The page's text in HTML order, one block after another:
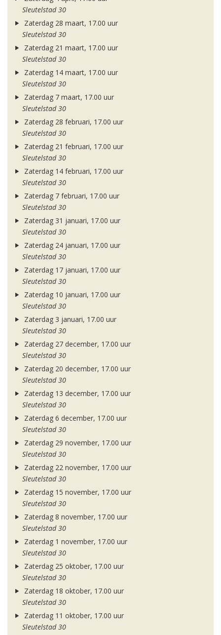
Sleutelstad 30
Zaterdag 28 maart, 17.00 uur
Sleutelstad 30
Zaterdag 21 maart, 17.00 uur
Sleutelstad 30
Zaterdag 14 maart, 17.00 uur
Sleutelstad 30
Zaterdag 7 maart, 17.00 uur
Sleutelstad 30
Zaterdag 28 februari, 17.00 uur
Sleutelstad 30
Zaterdag 21 februari, 17.00 uur
Sleutelstad 30
Zaterdag 14 februari, 17.00 uur
Sleutelstad 30
Zaterdag 7 februari, 17.00 uur
Sleutelstad 30
Zaterdag 31 januari, 17.00 uur
Sleutelstad 30
Zaterdag 24 januari, 17.00 uur
Sleutelstad 30
Zaterdag 17 januari, 17.00 uur
Sleutelstad 30
Zaterdag 10 januari, 17.00 uur
Sleutelstad 30
Zaterdag 3 januari, 17.00 uur
Sleutelstad 30
Zaterdag 27 december, 17.00 uur
Sleutelstad 30
Zaterdag 20 december, 17.00 uur
Sleutelstad 30
Zaterdag 13 december, 17.00 uur
Sleutelstad 30
Zaterdag 6 december, 17.00 uur
Sleutelstad 30
Zaterdag 29 november, 17.00 uur
Sleutelstad 30
Zaterdag 22 november, 17.00 uur
Sleutelstad 30
Zaterdag 15 november, 17.00 uur
Sleutelstad 30
Zaterdag 8 november, 17.00 uur
Sleutelstad 30
Zaterdag 1 november, 17.00 uur
Sleutelstad 30
Zaterdag 25 oktober, 17.00 uur
Sleutelstad 30
Zaterdag 18 oktober, 17.00 uur
Sleutelstad 30
Zaterdag 11 oktober, 17.00 uur
Sleutelstad 30